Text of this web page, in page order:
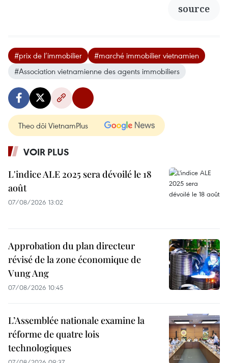
source
#prix de l’immobilier
#marché immobilier vietnamien
#Association vietnamienne des agents immobiliers
Theo dõi VietnamPlus
VOIR PLUS
L'indice ALE 2025 sera dévoilé le 18
août
07/08/2026 13:02
Approbation du plan directeur
révisé de la zone économique de
Vung Ang
07/08/2026 10:45
L’Assemblée nationale examine la
réforme de quatre lois
technologiques